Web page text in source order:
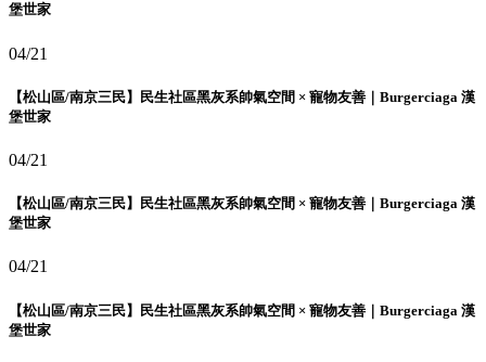
堡世家
04/21
【松山區/南京三民】民生社區黑灰系帥氣空間 × 寵物友善｜Burgerciaga 漢
堡世家
04/21
【松山區/南京三民】民生社區黑灰系帥氣空間 × 寵物友善｜Burgerciaga 漢
堡世家
04/21
【松山區/南京三民】民生社區黑灰系帥氣空間 × 寵物友善｜Burgerciaga 漢
堡世家